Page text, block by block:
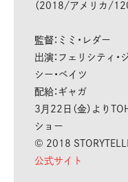
（2018/アメリカ/120
監督：ミミ・レダー
出演：フェリシティ・
シー・ベイツ
配給：ギャガ
3月22日（金）より
ショー
© 2018
公式サイト